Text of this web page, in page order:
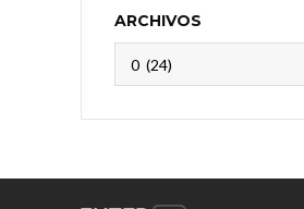
ARCHIVOS